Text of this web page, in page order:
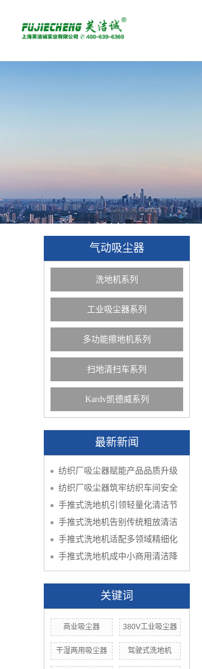
气动吸尘器
洗地机系列
工业吸尘器系列
多功能擦地机系列
扫地清扫车系列
Kardv凯德威系列
最新新闻
纺织厂吸尘器赋能产品品质升级
纺织厂吸尘器筑牢纺织车间安全
手推式洗地机引领轻量化清洁节
手推式洗地机告别传统粗放清洁
手推式洗地机适配多领域精细化
手推式洗地机成中小商用清洁降
关键词
商业吸尘器 380V工业吸尘器
干湿两用吸尘器 驾驶式洗地机